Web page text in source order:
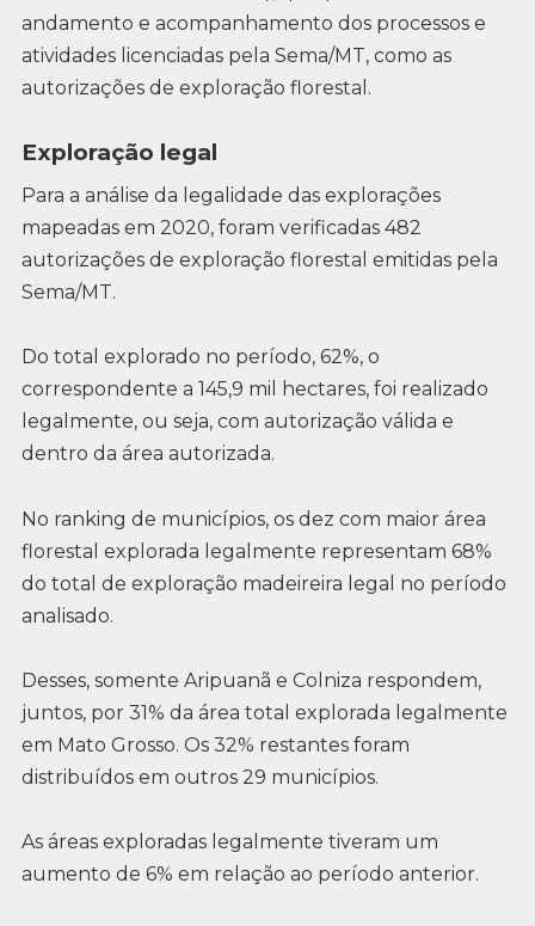
andamento e acompanhamento dos processos e
atividades licenciadas pela Sema/MT, como as
autorizações de exploração florestal.
Exploração legal
Para a análise da legalidade das explorações
mapeadas em 2020, foram verificadas 482
autorizações de exploração florestal emitidas pela
Sema/MT.
Do total explorado no período, 62%, o
correspondente a 145,9 mil hectares, foi realizado
legalmente, ou seja, com autorização válida e
dentro da área autorizada.
No ranking de municípios, os dez com maior área
florestal explorada legalmente representam 68%
do total de exploração madeireira legal no período
analisado.
Desses, somente Aripuanã e Colniza respondem,
juntos, por 31% da área total explorada legalmente
em Mato Grosso. Os 32% restantes foram
distribuídos em outros 29 municípios.
As áreas exploradas legalmente tiveram um
aumento de 6% em relação ao período anterior.